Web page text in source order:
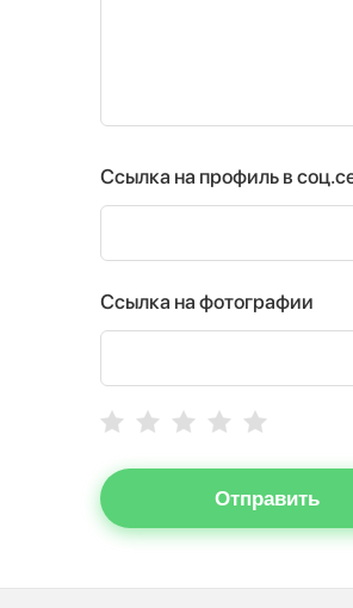
Ссылка на профиль в
Ссылка на фотографии
Отправить